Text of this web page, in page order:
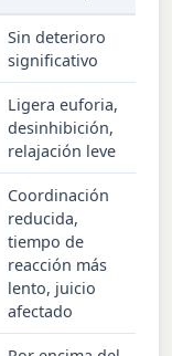
Sin deterioro
significativo
Ligera euforia,
desinhibición,
relajación leve
Coordinación
reducida,
tiempo de
reacción más
lento, juicio
afectado